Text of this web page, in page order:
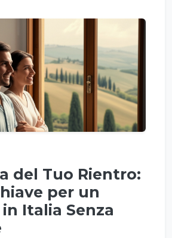
del Tuo Rientro:
per un
Italia Senza